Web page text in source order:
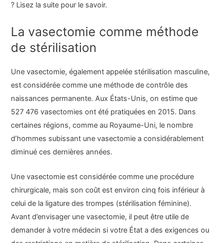
? Lisez la suite pour le savoir.
La vasectomie comme méthode
de stérilisation
Une vasectomie, également appelée stérilisation masculine,
est considérée comme une méthode de contrôle des
naissances permanente. Aux États-Unis, on estime que
527 476 vasectomies ont été pratiquées en 2015. Dans
certaines régions, comme au Royaume-Uni, le nombre
d’hommes subissant une vasectomie a considérablement
diminué ces dernières années.
Une vasectomie est considérée comme une procédure
chirurgicale, mais son coût est environ cinq fois inférieur à
celui de la ligature des trompes (stérilisation féminine).
Avant d’envisager une vasectomie, il peut être utile de
demander à votre médecin si votre État a des exigences ou